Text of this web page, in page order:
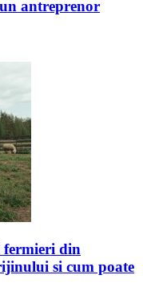
antreprenor
din
si cum poate